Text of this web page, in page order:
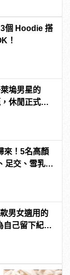
個 Hoodie 搭
！
塢男星的
休閒正式一
來！5名高顏
足交、雪乳、
男女適用的
自己留下紀